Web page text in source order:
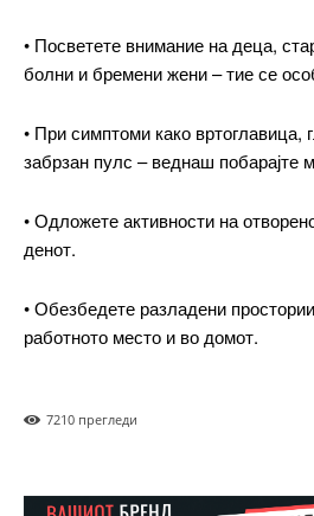
$100 / yearplaceholder text
ИЗБЕРЕТЕ
Etiam est nibh, lobortis sit
Ut mollis pellentesque tortor
Nullam eu erat condimentum
Orci varius natoque dolor
• Посветете внимание на деца,
болни и бремени жени – тие се
• При симптоми како вртоглавица,
забрзан пулс – веднаш побарајте
• Одложете активности на
денот.
• Обезбедете разладени
работното место и во домот.
7210 прегледи